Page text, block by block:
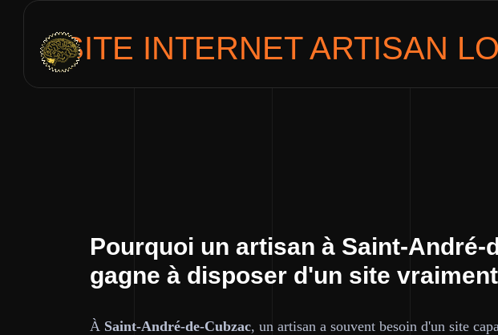
SITE INTERNETARTISAN
Pourquoi un artisan à Saint-André-
gagne à disposer d'un site
À Saint-André-de-Cubzac, un artisan a souvent besoin d'un site